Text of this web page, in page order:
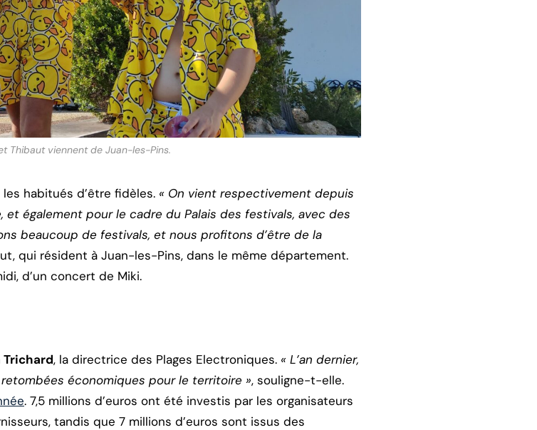
Thibaut viennent de Juan-les-Pins.
habitués d’être fidèles. « On vient respectivement depuis
également pour le cadre du Palais des festivals, avec des
beaucoup de festivals, et nous profitons d’être de la
qui résident à Juan-les-Pins, dans le même département.
d’un concert de Miki.
Trichard, la directrice des Plages Electroniques. « L’an dernier,
retombées économiques pour le territoire », souligne-t-elle.
. 7,5 millions d’euros ont été investis par les organisateurs
tandis que 7 millions d’euros sont issus des